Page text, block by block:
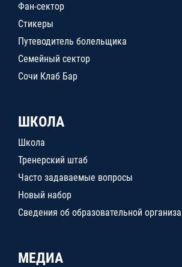
Фан-сектор
Стикеры
Путеводитель болельщика
Семейный сектор
Сочи Клаб Бар
ШКОЛА
Школа
Тренерский штаб
Часто задаваемые вопросы
Новый набор
Сведения об образовательной
МЕДИА